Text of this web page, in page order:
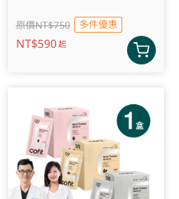
原價NT$750 多件優惠
NT$590起